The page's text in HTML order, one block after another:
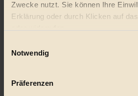
Zwecke nutzt. Sie können Ihre
Erklärung oder durch Klicken auf
Wenn Sie es erlauben, würden wir
Ihr Gerät durch aktives
Notwendig
Präferenzen
Bio
#
Vegan